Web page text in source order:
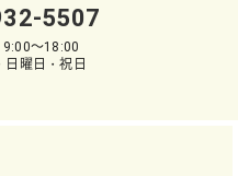
5507
9:00～18:00
日曜日・祝日